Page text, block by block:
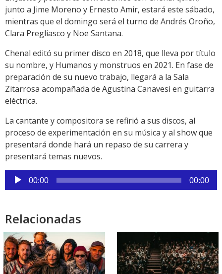
junto a Jime Moreno y Ernesto Amir, estará este sábado,
mientras que el domingo será el turno de Andrés Oroño,
Clara Pregliasco y Noe Santana.
Chenal editó su primer disco en 2018, que lleva por título
su nombre, y Humanos y monstruos en 2021. En fase de
preparación de su nuevo trabajo, llegará a la Sala
Zitarrosa acompañada de Agustina Canavesi en guitarra
eléctrica.
La cantante y compositora se refirió a sus discos, al
proceso de experimentación en su música y al show que
presentará donde hará un repaso de su carrera y
presentará temas nuevos.
Reproductor
de
00:00 00:00
Relacionadas